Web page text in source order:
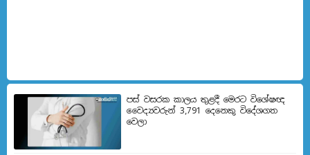
පස් වසරක කාලය තුළදී මෙරට විශේෂඥ
වෛද්‍යවරුන් 3,791 දෙනෙකු විදේශගත
වෙලා